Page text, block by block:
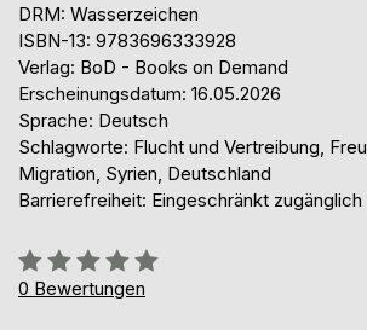
DRM: Wasserzeichen
ISBN-13: 9783696333928
Verlag: BoD - Books on Demand
Erscheinungsdatum: 16.05.2026
Sprache: Deutsch
Schlagworte: Flucht und Vertreibung,
Migration, Syrien, Deutschland
Barrierefreiheit: Eingeschränkt zugänglich
Bewertung::
0%
0 Bewertungen